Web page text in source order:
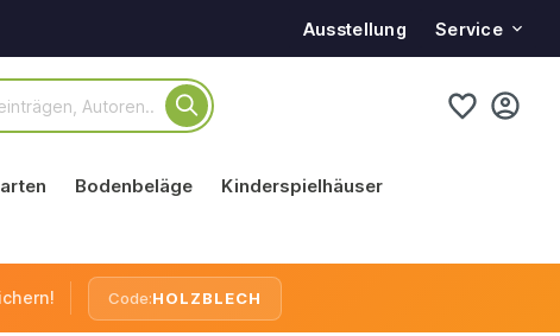
Ausstellung Service
Bodenbeläge Kinderspielhäuser
Code:HOLZBLECH